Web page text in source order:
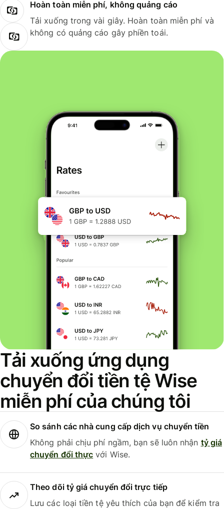
Hoàn toàn miễn phí, không quảng cáo
Tải xuống trong vài giây. Hoàn toàn miễn phí và
không có quảng cáo gây phiền toái.
Tải xuống ứng dụng
chuyển đổi tiền tệ Wise
miễn phí của chúng tôi
So sánh các nhà cung cấp dịch vụ chuyển tiền
Không phải chịu phí ngầm, bạn sẽ luôn nhận tỷ giá
chuyển đổi thực với Wise.
Theo dõi tỷ giá chuyển đổi trực tiếp
Lưu các loại tiền tệ yêu thích của bạn để kiểm tra